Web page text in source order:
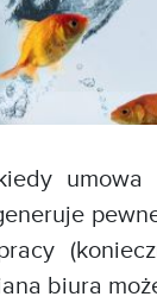
biura